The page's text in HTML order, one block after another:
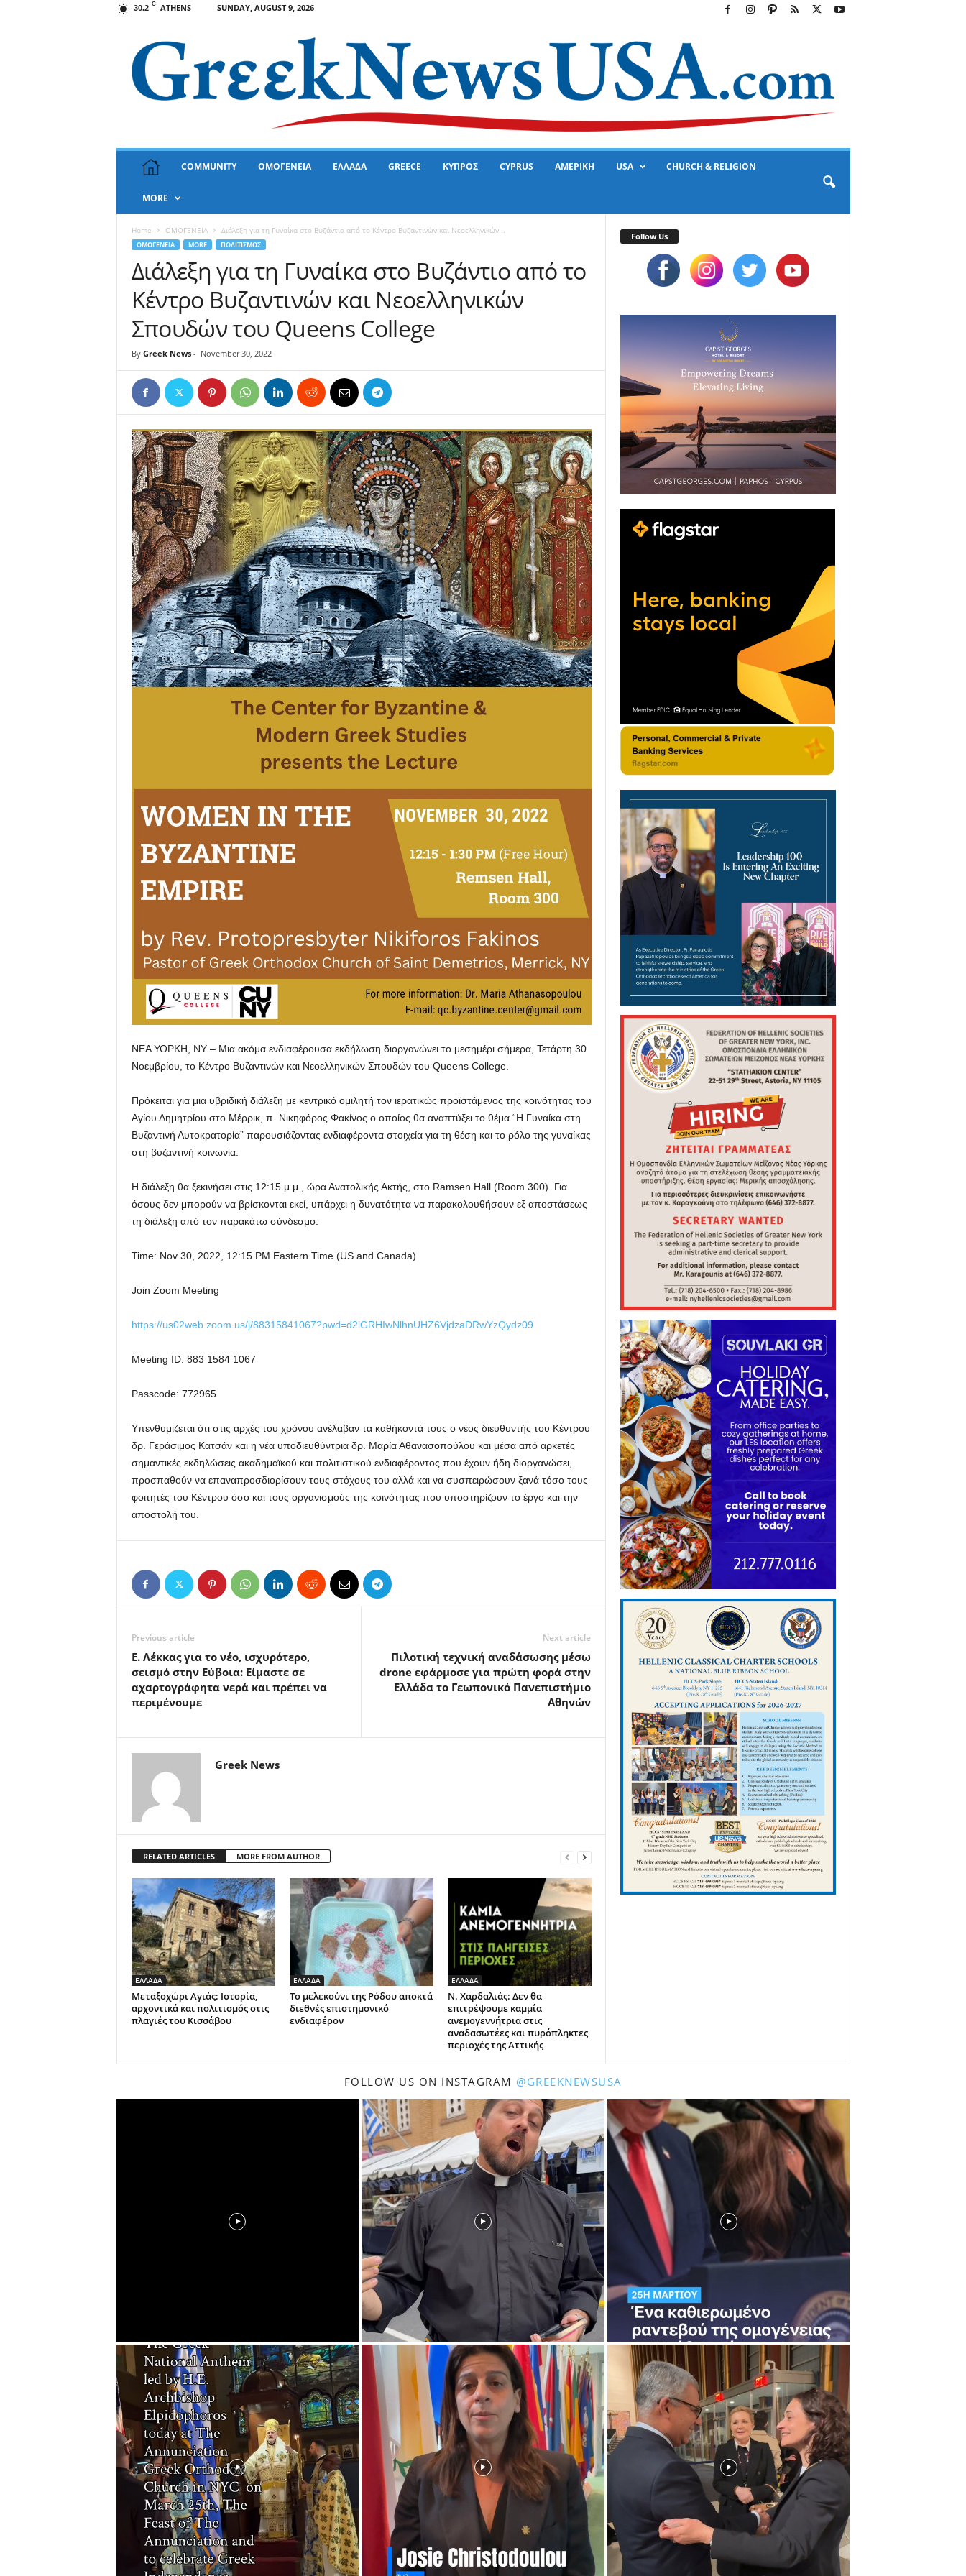
30.2 C ATHENS SUNDAY, AUGUST 9, 2026
k
COMMUNITY ΟΜΟΓΕΝΕΙΑ ΕΛΛΑΔΑ GREECE ΚΥΠΡΟΣ CYPRUS ΑΜΕΡΙΚΗ USA CHURCH & RELIGION
MORE
Home ΟΜΟΓΕΝΕΙΑ Διάλεξη για τη Γυναίκα στο Βυζάντιο από το Κέντρο Βυζαντινών και Νεοελληνικών...
ΟΜΟΓΕΝΕΙΑ MORE ΠΟΛΙΤΙΣΜΟΣ
Διάλεξη για τη Γυναίκα στο Βυζάντιο από το
Κέντρο Βυζαντινών και Νεοελληνικών
Σπουδών του Queens College
By Greek News- November 30, 2022
ΝΕΑ ΥΟΡΚΗ, ΝΥ – Μια ακόμα ενδιαφέρουσα εκδήλωση διοργανώνει το μεσημέρι σήμερα, Τετάρτη 30
Νοεμβρίου, το Κέντρο Βυζαντινών και Νεοελληνικών Σπουδών του Queens College.
Πρόκειται για μια υβριδική διάλεξη με κεντρικό ομιλητή τον ιερατικώς προϊστάμενος της κοινότητας του
Αγίου Δημητρίου στο Μέρρικ, π. Νικηφόρος Φακίνος ο οποίος θα αναπτύξει το θέμα “Η Γυναίκα στη
Βυζαντινή Αυτοκρατορία” παρουσιάζοντας ενδιαφέροντα στοιχεία για τη θέση και το ρόλο της γυναίκας
στη βυζαντινή κοινωνία.
Η διάλεξη θα ξεκινήσει στις 12:15 μ.μ., ώρα Ανατολικής Ακτής, στο Ramsen Hall (Room 300). Για
όσους δεν μπορούν να βρίσκονται εκεί, υπάρχει η δυνατότητα να παρακολουθήσουν εξ αποστάσεως
τη διάλεξη από τον παρακάτω σύνδεσμο:
Time: Nov 30, 2022, 12:15 PM Eastern Time (US and Canada)
Join Zoom Meeting
https://us02web.zoom.us/j/88315841067?pwd=d2lGRHIwNlhnUHZ6VjdzaDRwYzQydz09
Meeting ID: 883 1584 1067
Passcode: 772965
Υπενθυμίζεται ότι στις αρχές του χρόνου ανέλαβαν τα καθήκοντά τους ο νέος διευθυντής του Κέντρου
δρ. Γεράσιμος Κατσάν και η νέα υποδιευθύντρια δρ. Μαρία Αθανασοπούλου και μέσα από αρκετές
σημαντικές εκδηλώσεις ακαδημαϊκού και πολιτιστικού ενδιαφέροντος που έχουν ήδη διοργανώσει,
προσπαθούν να επαναπροσδιορίσουν τους στόχους του αλλά και να συσπειρώσουν ξανά τόσο τους
φοιτητές του Κέντρου όσο και τους οργανισμούς της κοινότητας που υποστηρίζουν το έργο και την
αποστολή του.
Previous article
Ε. Λέκκας για το νέο, ισχυρότερο,
σεισμό στην Εύβοια: Είμαστε σε
αχαρτογράφητα νερά και πρέπει να
περιμένουμε
Next article
Πιλοτική τεχνική αναδάσωσης μέσω
drone εφάρμοσε για πρώτη φορά στην
Ελλάδα το Γεωπονικό Πανεπιστήμιο
Αθηνών
Greek News
RELATED ARTICLES MORE FROM AUTHOR
ΕΛΛΑΔΑ
Μεταξοχώρι Αγιάς: Ιστορία,
αρχοντικά και πολιτισμός στις
πλαγιές του Κισσάβου
ΕΛΛΑΔΑ
Το μελεκούνι της Ρόδου αποκτά
διεθνές επιστημονικό
ενδιαφέρον
ΕΛΛΑΔΑ
Ν. Χαρδαλιάς: Δεν θα
επιτρέψουμε καμμία
ανεμογεννήτρια στις
αναδασωτέες και πυρόπληκτες
περιοχές της Αττικής
Follow Us
FOLLOW US ON INSTAGRAM @GREEKNEWSUSA